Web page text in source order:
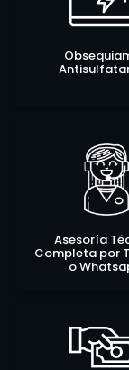
Asesoría
Completa por
o